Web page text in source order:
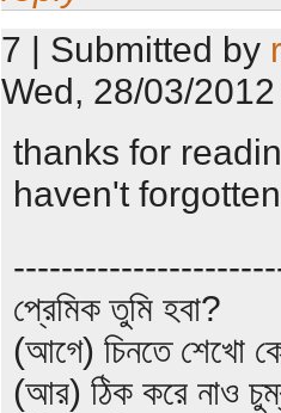
7 | Submitted by
Wed, 28/03/
thanks for
haven't
প্রেমিক তুমি হবা?
(আগে) চিনতে শেখো
(আর) ঠিক করে নাও